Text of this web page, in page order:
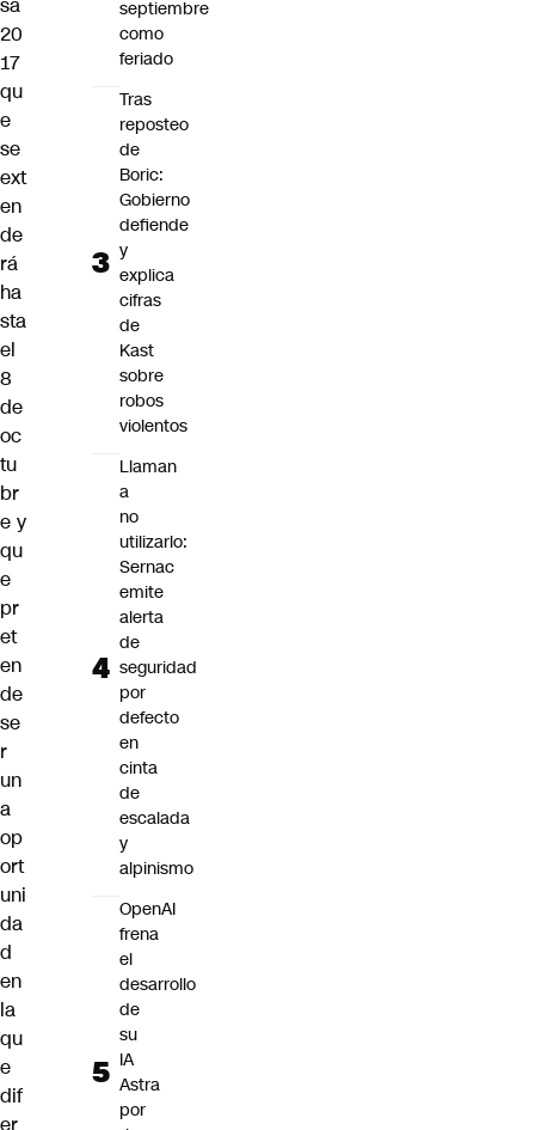
20
17
qu
e
se
ext
en
de
rá
ha
sta
el
8
de
oc
tu
br
e y
qu
e
pr
et
en
de
se
r
un
a
op
ort
uni
da
d
en
la
qu
e
dif
er
septiembre
como
feriado
Tras
reposteo
de
Boric:
Gobierno
defiende
y
explica
cifras
de
Kast
sobre
robos
violentos
Llaman
a
no
utilizarlo:
Sernac
emite
alerta
de
seguridad
por
defecto
en
cinta
de
escalada
y
alpinismo
OpenAI
frena
el
desarrollo
de
su
IA
Astra
por